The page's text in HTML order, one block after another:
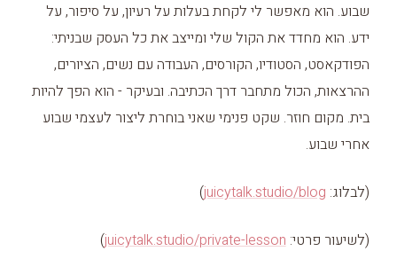
שבוע. הוא מאפשר לי לקחת בעלות על רעיון, על סיפור, על
ידע. הוא מחדד את הקול שלי ומייצב את כל העסק שבניתי:
הפודקאסט, הסטודיו, הקורסים, העבודה עם נשים, הציורים,
ההרצאות, הכול מתחבר דרך הכתיבה. ובעיקר - הוא הפך להיות
בית. מקום חוזר. שקט פנימי שאני בוחרת ליצור לעצמי שבוע
אחרי שבוע.
(לבלוג: juicytalk.studio/blog
)
(לשיעור פרטי:juicytalk.studio/private-lesson
)